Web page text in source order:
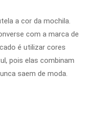
a cor da mochila.
com a marca de
é utilizar cores
pois elas combinam
saem de moda.